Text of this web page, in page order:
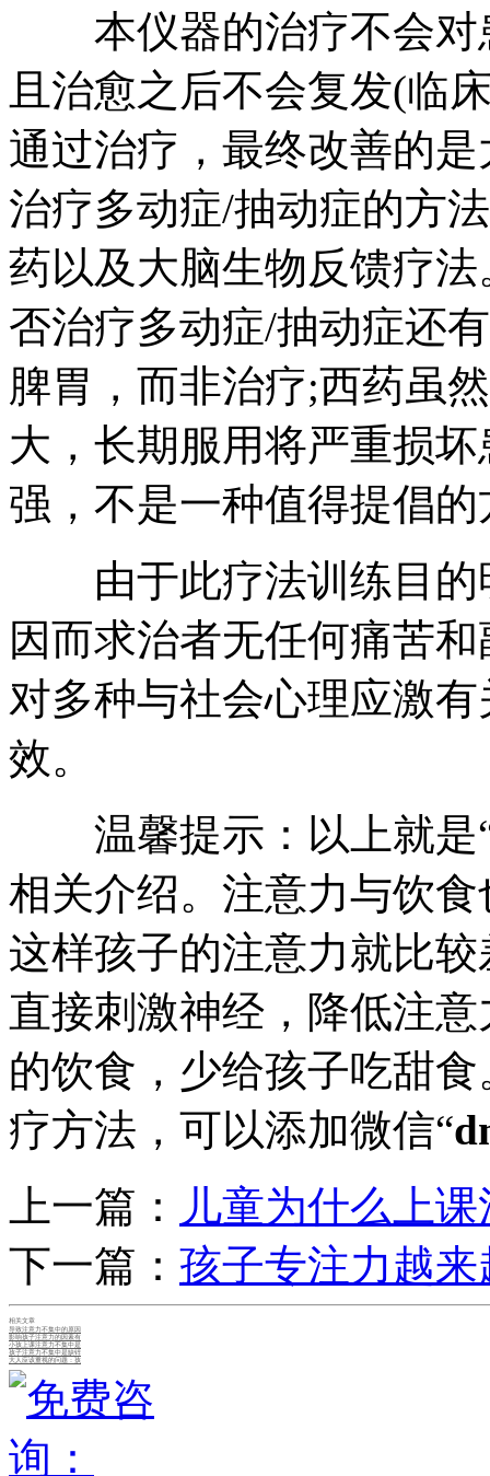
本仪器的治疗不会对
且治愈之后不会复发(临
通过治疗，最终改善的
治疗多动症/抽动症的方
药以及大脑生物反馈疗
否治疗多动症/抽动症还
脾胃，而非治疗;西药虽
大，长期服用将严重损
强，不是一种值得提倡的
由于此疗法训练目的
因而求治者无任何痛苦
对多种与社会心理应激
效。
温馨提示：以上就是
相关介绍。注意力与饮
这样孩子的注意力就比
直接刺激神经，降低注
的饮食，少给孩子吃甜
疗方法，可以添加微信“
上一篇： 儿童为什么上
下一篇： 孩子专注力越
相关文章
导致注意力不集中的原因
影响孩子注意力的因素有
小孩上课注意力不集中是
孩子注意力不集中是缺锌
大人应该重视的问题：孩